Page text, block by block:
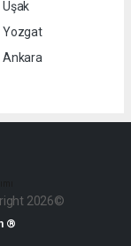
Uşak
Yozgat
Ankara
2026©
®